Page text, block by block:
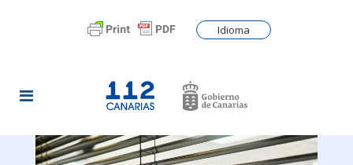
Idioma